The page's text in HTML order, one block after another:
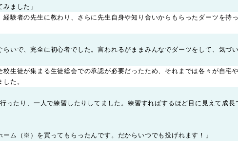
ました」
験者の先生に教わり、さらに先生自身や知り合いからもらったダーツを持
らいで、完全に初心者でした。言われるがままみんなでダーツをして、気づ
生徒が集まる生徒総会での承認が必要だったため、それまでは各々が自宅
た。
ったり、一人で練習したりしてました。練習すればするほど目に見えて成長
ーム（※）を買ってもらったんです。だからいつでも投げれます！」